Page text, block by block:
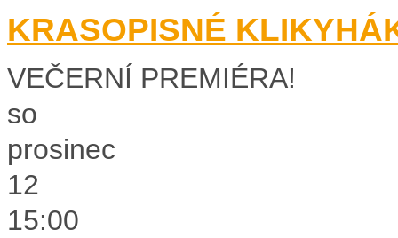
KRASOPISNÉ
VEČERNÍ PREMIÉRA!
so
prosinec
12
15:00